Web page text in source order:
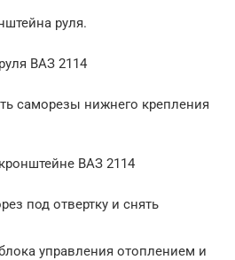
руля.
ВАЗ 2114
саморезы нижнего крепления
ВАЗ 2114
под отвертку и снять
управления отоплением и